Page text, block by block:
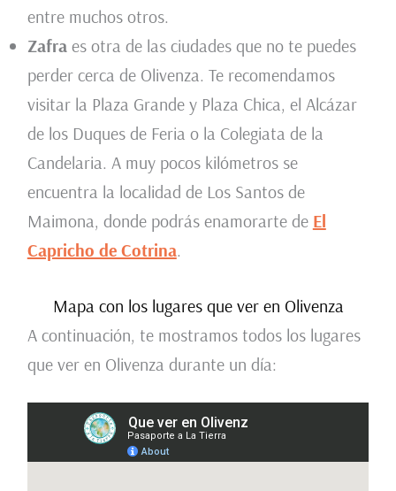
entre muchos otros.
Zafra es otra de las ciudades que no te puedes
perder cerca de Olivenza. Te recomendamos
visitar la Plaza Grande y Plaza Chica, el Alcázar
de los Duques de Feria o la Colegiata de la
Candelaria. A muy pocos kilómetros se
encuentra la localidad de Los Santos de
Maimona, donde podrás enamorarte de El
Capricho de Cotrina.
Mapa con los lugares que ver en Olivenza
A continuación, te mostramos todos los lugares
que ver en Olivenza durante un día: